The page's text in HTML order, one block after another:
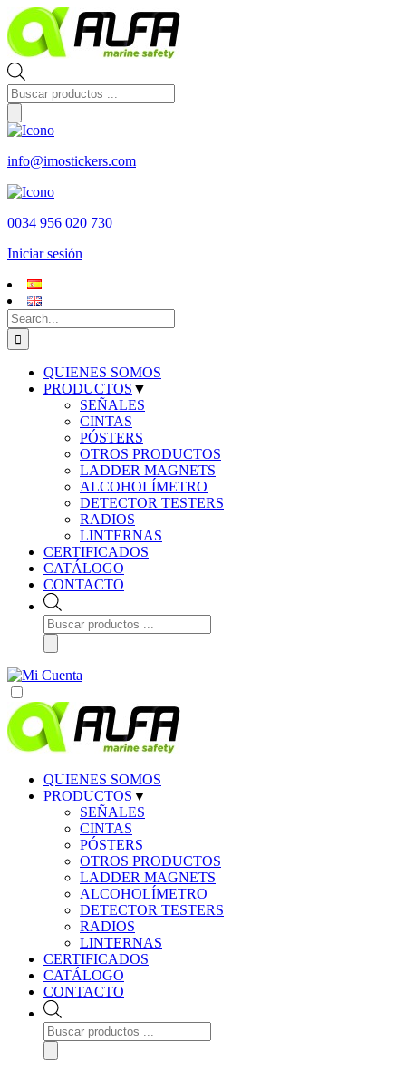
Skip
to
content
Búsqueda
de
productos
info@imostickers.com
0034 956 020 730
Iniciar sesión
Search
for:
QUIENES SOMOS
PRODUCTOS ▼
SEÑALES
CINTAS
PÓSTERS
OTROS PRODUCTOS
LADDER MAGNETS
ALCOHOLÍMETRO
DETECTOR TESTERS
RADIOS
LINTERNAS
CERTIFICADOS
CATÁLOGO
CONTACTO
Búsqueda
de
productos
QUIENES SOMOS
PRODUCTOS ▼
SEÑALES
CINTAS
PÓSTERS
OTROS PRODUCTOS
LADDER MAGNETS
ALCOHOLÍMETRO
DETECTOR TESTERS
RADIOS
LINTERNAS
CERTIFICADOS
CATÁLOGO
CONTACTO
Búsqueda
de
productos